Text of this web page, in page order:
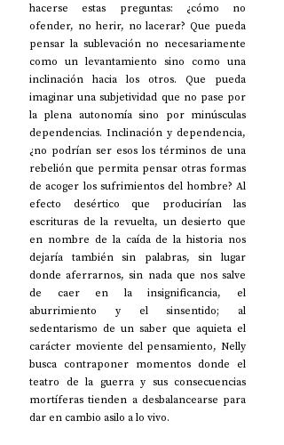
hacerse estas preguntas: ¿cómo no
ofender, no herir, no lacerar? Que pueda
pensar la sublevación no necesariamente
como un levantamiento sino como una
inclinación hacia los otros. Que pueda
imaginar una subjetividad que no pase por
la plena autonomía sino por minúsculas
dependencias. Inclinación y dependencia,
¿no podrían ser esos los términos de una
rebelión que permita pensar otras formas
de acoger los sufrimientos del hombre? Al
efecto desértico que producirían las
escrituras de la revuelta, un desierto que
en nombre de la caída de la historia nos
dejaría también sin palabras, sin lugar
donde aferrarnos, sin nada que nos salve
de caer en la insignificancia, el
aburrimiento y el sinsentido; al
sedentarismo de un saber que aquieta el
carácter moviente del pensamiento, Nelly
busca contraponer momentos donde el
teatro de la guerra y sus consecuencias
mortíferas tienden a desbalancearse para
dar en cambio asilo a lo vivo.